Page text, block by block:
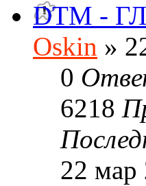
DTM -
Oskin »
0
6218
22 мар